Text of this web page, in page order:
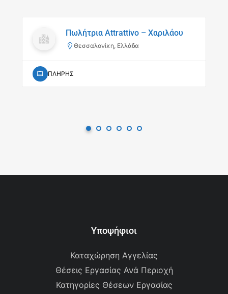
Πωλήτρια Attrattivo – Χαριλάου
Θεσσαλονίκη, Ελλάδα
ΠΛΗΡΗΣ
Υποψήφιοι
Καταχώρηση Αγγελίας
Θέσεις Εργασίας Ανά Περιοχή
Κατηγορίες Θέσεων Εργασίας